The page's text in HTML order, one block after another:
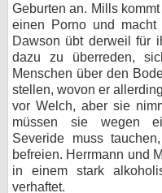
Geburten an. Mills
einen Porno und macht
Dawson übt derweil für
dazu zu überreden,
Menschen über den
stellen, wovon er
vor Welch, aber sie
müssen sie wegen
Severide muss
befreien. Herrmann und
in einem stark
verhaftet.